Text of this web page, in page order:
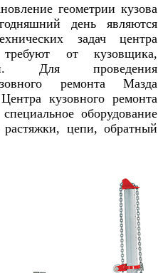
геометрии кузова
день являются
задач центра
от кузовщика,
Для проведения
ремонта Мазда
кузовного ремонта
оборудование
растяжки, цепи, обратный